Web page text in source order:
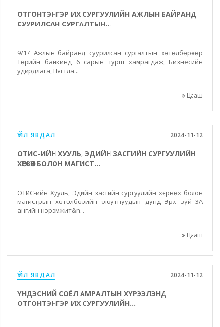
ОТГОНТЭНГЭР ИХ СУРГУУЛИЙН АЖЛЫН БАЙРАНД
СУУРИЛСАН СУРГАЛТЫН...
9/17 Ажлын байранд суурилсан сургалтын хөтөлбөрөөр
Төрийн банкинд 6 сарын турш хамрагдаж, Бизнесийн
удирдлага, Нягтла...
Цааш
ҮЙЛ ЯВДАЛ 2024-11-12
ОТИС-ИЙН ХУУЛЬ, ЭДИЙН ЗАСГИЙН СУРГУУЛИЙН
ХӨРВӨХ БОЛОН МАГИСТ...
ОТИС-ийн Хууль, Эдийн засгийн сургуулийн хөрвөх болон
магистрын хөтөлбөрийн оюутнуудын дунд Эрх зүй 3А
ангийн нэрэмжит&n...
Цааш
ҮЙЛ ЯВДАЛ 2024-11-12
ҮНДЭСНИЙ СОЁЛ АМРАЛТЫН ХҮРЭЭЛЭНД
ОТГОНТЭНГЭР ИХ СУРГУУЛИЙН...